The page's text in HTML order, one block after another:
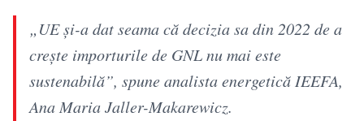
„UE și-a dat seama că decizia sa din 2022 de a
crește importurile de GNL nu mai este
sustenabilă”, spune analista energetică IEEFA,
Ana Maria Jaller-Makarewicz.